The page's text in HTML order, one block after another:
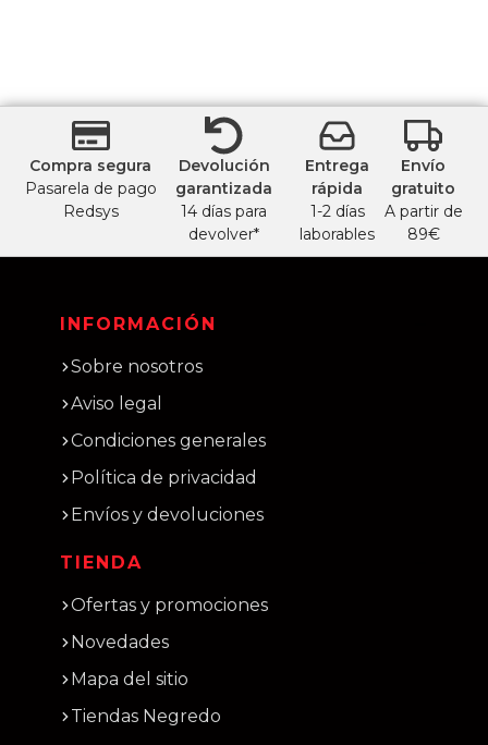
Compra segura
Pasarela de pago
Redsys
Devolución
garantizada
14 días para
devolver*
Entrega
rápida
1-2 días
laborables
Envío
gratuito
A partir de
89€
INFORMACIÓN
Sobre nosotros
Aviso legal
Condiciones generales
Política de privacidad
Envíos y devoluciones
TIENDA
Ofertas y promociones
Novedades
Mapa del sitio
Tiendas Negredo